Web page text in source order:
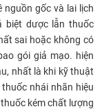
gốc và lai lịch
biệt dược lẫn thuốc
sai hoặc không có
gói giả mạo. hiện
nhất là khi kỹ thuật
nhái nhãn hiệu
kém chất lượng